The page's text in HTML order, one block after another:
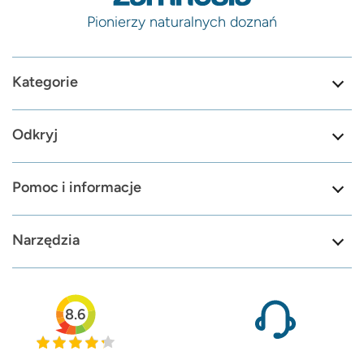
Pionierzy naturalnych doznań
Kategorie
Odkryj
Pomoc i informacje
Narzędzia
8.6